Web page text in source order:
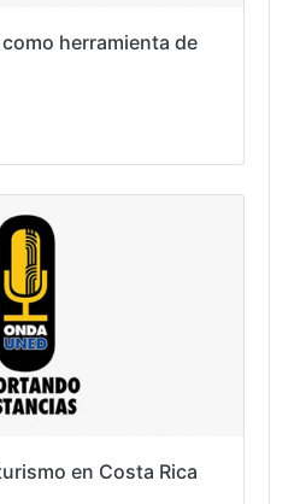
herramienta de
en Costa Rica